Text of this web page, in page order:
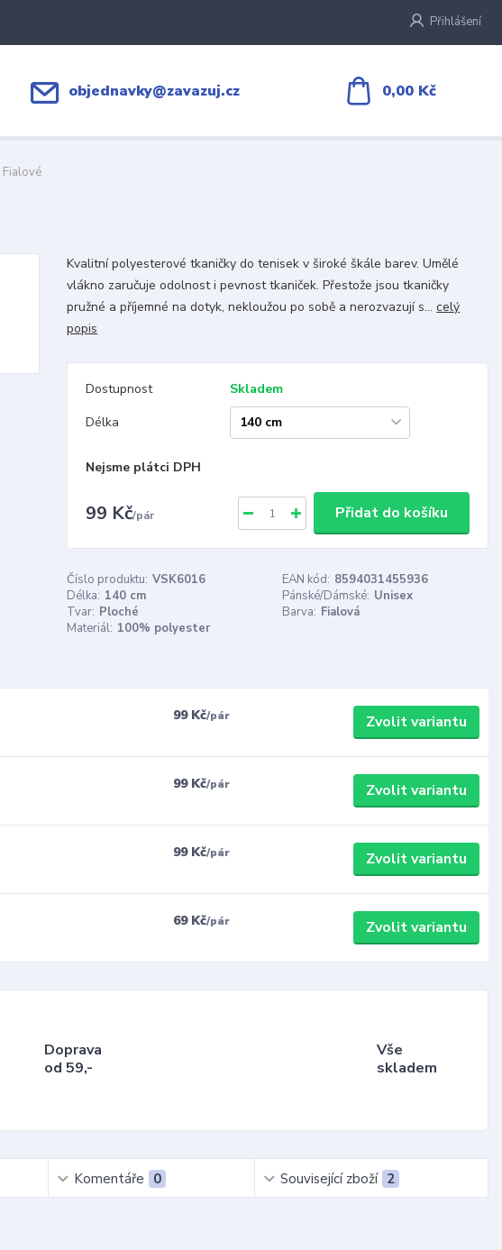
Přihlášení
objednavky@zavazuj.cz 0,00 Kč
Fialové
Kvalitní polyesterové tkaničky do tenisek v široké škále barev. Umělé
vlákno zaručuje odolnost i pevnost tkaniček. Přestože jsou tkaničky
pružné a příjemné na dotyk, nekloužou po sobě a nerozvazují s...celý
popis
Dostupnost
Skladem
Délka
Nejsme plátci DPH
99 Kč/pár Přidat do košíku
Číslo produktu: VSK6016 EAN kód: 8594031455936
Délka: 140 cm Pánské/Dámské: Unisex
Tvar: Ploché Barva: Fialová
Materiál: 100% polyester
99 Kč/pár Zvolit variantu
99 Kč/pár Zvolit variantu
99 Kč/pár Zvolit variantu
69 Kč/pár Zvolit variantu
Doprava
od 59,-
Vše
skladem
Komentáře 0 Související zboží 2